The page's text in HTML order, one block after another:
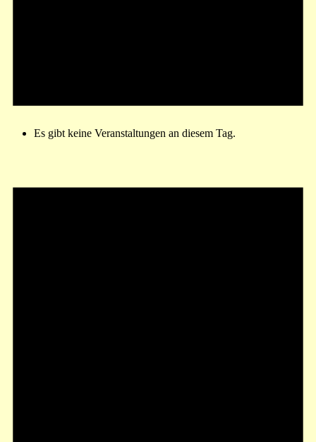
Es gibt keine Veranstaltungen an diesem Tag.